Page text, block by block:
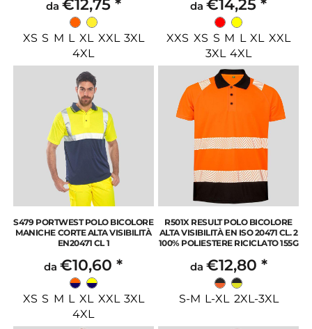
da €12,75 *
XS S M L XL XXL 3XL
4XL
da€14,25*
XXS XS S M L XL XXL
3XL 4XL
S479 PORTWEST POLO BICOLORE
MANICHE CORTE ALTA VISIBILITÀ
EN20471 CL 1
da€10,60*
XS S M L XL XXL 3XL
4XL
R501X RESULT POLO BICOLORE
ALTA VISIBILITÀ EN ISO 20471 CL. 2
100% POLIESTERE RICICLATO 155G
da €12,80 *
S-M L-XL 2XL-3XL